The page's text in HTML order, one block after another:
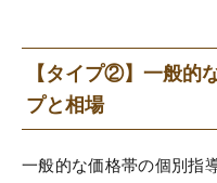
【タイプ②】一般的
プと相場
一般的な価格帯の個別指